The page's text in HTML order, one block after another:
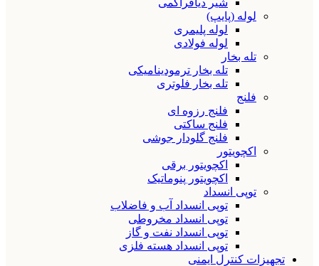
لوله (پایپ)
لوله پلیمری
لوله فولادی
تله بخار
تله بخار ترمودینامیکی
تله بخار فلوتری
فلنج
فلنج رزوه ای
فلنج ساکتی
فلنج گلودار جوشی
اکچویتور
اکچویتور برقی
اکچویتور پنوماتیک
توپی انسداد
توپی انسداد آب و فاضلاب
توپی انسداد مخروطی
توپی انسداد نفت و گاز
توپی انسداد هسته فلزی
تجهیزات کنترل ایمنی